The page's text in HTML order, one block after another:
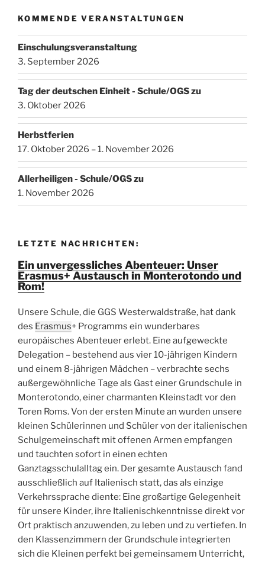
KOMMENDE VERANSTALTUNGEN
Einschulungsveranstaltung
3. September 2026
Tag der deutschen Einheit - Schule/OGS zu
3. Oktober 2026
Herbstferien
17. Oktober 2026 – 1. November 2026
Allerheiligen - Schule/OGS zu
1. November 2026
LETZTE NACHRICHTEN:
Ein unvergessliches Abenteuer: Unser
Erasmus+ Austausch in Monterotondo und
Rom!
Unsere Schule, die GGS Westerwaldstraße, hat dank
des Erasmus+ Programms ein wunderbares
europäisches Abenteuer erlebt. Eine aufgeweckte
Delegation – bestehend aus vier 10-jährigen Kindern
und einem 8-jährigen Mädchen – verbrachte sechs
außergewöhnliche Tage als Gast einer Grundschule in
Monterotondo, einer charmanten Kleinstadt vor den
Toren Roms. Von der ersten Minute an wurden unsere
kleinen Schülerinnen und Schüler von der italienischen
Schulgemeinschaft mit offenen Armen empfangen
und tauchten sofort in einen echten
Ganztagsschulalltag ein. Der gesamte Austausch fand
ausschließlich auf Italienisch statt, das als einzige
Verkehrssprache diente: Eine großartige Gelegenheit
für unsere Kinder, ihre Italienischkenntnisse direkt vor
Ort praktisch anzuwenden, zu leben und zu vertiefen. In
den Klassenzimmern der Grundschule integrierten
sich die Kleinen perfekt bei gemeinsamem Unterricht,